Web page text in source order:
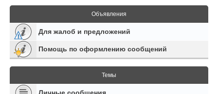
Объявления
Для жалоб и предложений
Помощь по оформлению сообщений
Темы